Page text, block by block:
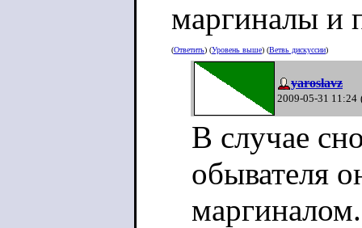
маргиналы и
(Ответить) (Уровень выше) (Ветвь дискуссии)
yaroslavz
2009-05-31 11:24
В случае
обывателя